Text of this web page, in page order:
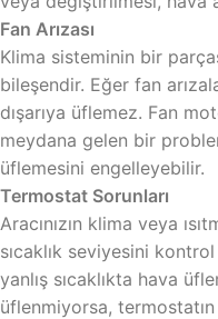
Fan Arızası
Klima sisteminin bir
bileşendir. Eğer fan
dışarıya üflemez. Fan
meydana gelen bir
üflemesini engelleyebilir.
Termostat Sorunları
Aracınızın klima veya
sıcaklık seviyesini
yanlış sıcaklıkta hava
üflenmiyorsa, termostatın